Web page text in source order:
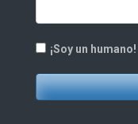
¡Soy un humano!